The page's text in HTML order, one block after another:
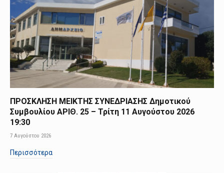
ΠΡΟΣΚΛΗΣΗ ΜΕΙΚΤΗΣ ΣΥΝΕΔΡΙΑΣΗΣ Δημοτικού
Συμβουλίου ΑΡΙΘ. 25 – Τρίτη 11 Αυγούστου 2026
19:30
7 Αυγούστου 2026
Περισσότερα